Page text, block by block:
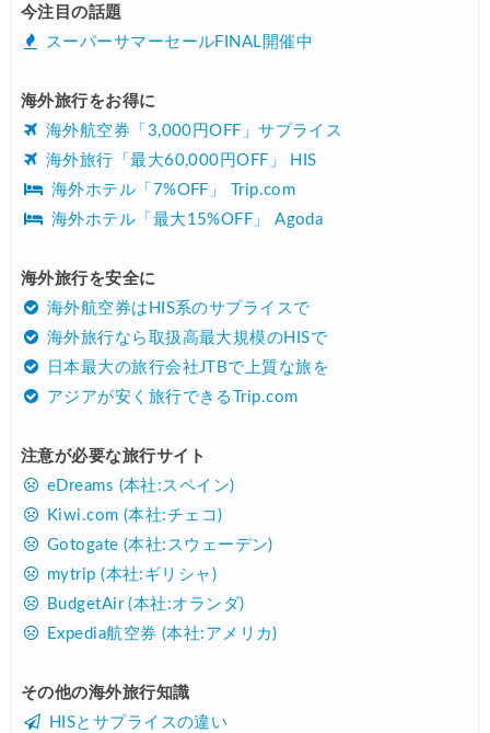
今注目の話題
スーパーサマーセールFINAL開催中
海外旅行をお得に
海外航空券「3,000円OFF」サプライス
海外旅行「最大60,000円OFF」 HIS
海外ホテル「7%OFF」 Trip.com
海外ホテル「最大15%OFF」 Agoda
海外旅行を安全に
海外航空券はHIS系のサプライスで
海外旅行なら取扱高最大規模のHISで
日本最大の旅行会社JTBで上質な旅を
アジアが安く旅行できるTrip.com
注意が必要な旅行サイト
eDreams (本社:スペイン)
Kiwi.com (本社:チェコ)
Gotogate (本社:スウェーデン)
mytrip (本社:ギリシャ)
BudgetAir (本社:オランダ)
Expedia航空券 (本社:アメリカ)
その他の海外旅行知識
HISとサプライスの違い